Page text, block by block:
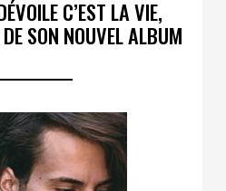
C’EST LA VIE,
SON NOUVEL ALBUM